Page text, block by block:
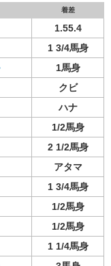
着差
1.55.4
1 3/4馬身
1馬身
クビ
ハナ
1/2馬身
2 1/2馬身
アタマ
1 3/4馬身
1/2馬身
1/2馬身
1 1/4馬身